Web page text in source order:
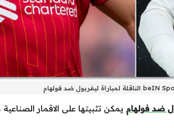
ضد فولهام يمكن تثبيتها على الاقمار